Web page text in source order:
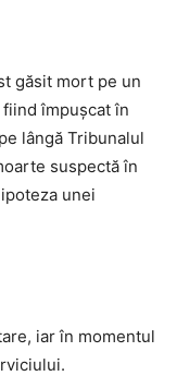
găsit mort pe un
împuşcat în
lângă Tribunalul
suspectă în
unei
iar în momentul